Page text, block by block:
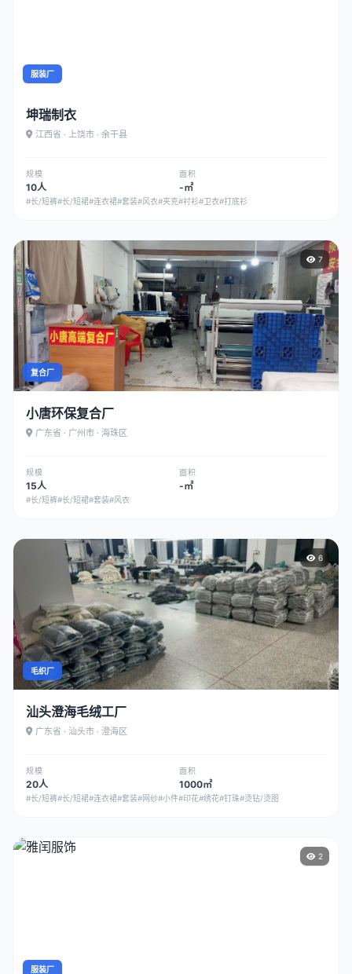
服装厂
坤瑞制衣
江西省 · 上饶市 · 余干县
规模
10人
面积
-㎡
#长/短裤#长/短裙#连衣裙#套装#风衣#夹克#衬衫#卫衣#打底衫
7
复合厂
小唐环保复合厂
广东省 · 广州市 · 海珠区
规模
15人
面积
-㎡
#长/短裤#长/短裙#套装#风衣
6
毛织厂
汕头澄海毛绒工厂
广东省 · 汕头市 · 澄海区
规模
20人
面积
1000㎡
#长/短裤#长/短裙#连衣裙#套装#网纱#小件#印花#绣花#钉珠#烫钻/烫图
2
服装厂